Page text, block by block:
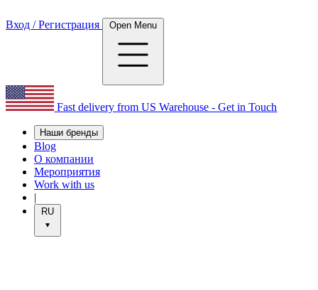
Вход / Регистрация Open Menu
Fast delivery from US Warehouse - Get in Touch
Наши бренды
Blog
О компании
Мероприятия
Work with us
|
RU